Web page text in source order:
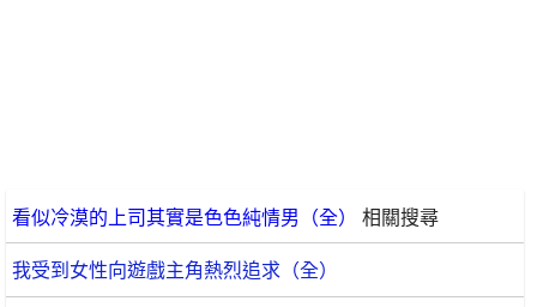
看似冷漠的上司其實是色色純情男（全）
相關搜尋
我受到女性向遊戲主角熱烈追求（全）